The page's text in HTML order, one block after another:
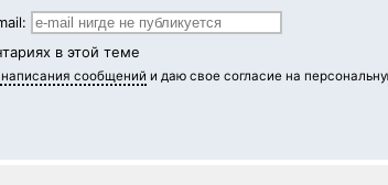
в этой теме
сообщений и даю свое согласие на